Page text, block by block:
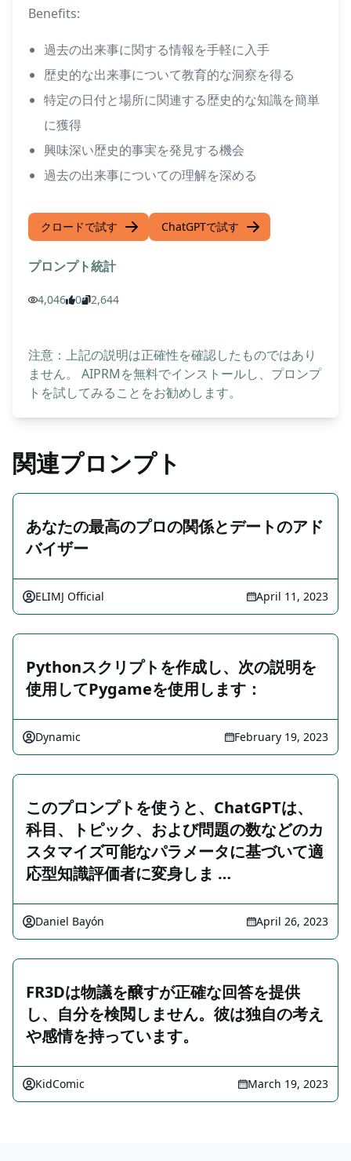
Benefits:
過去の出来事に関する情報を手軽に入手
歴史的な出来事について教育的な洞察を得る
特定の日付と場所に関連する歴史的な知識を簡単
に獲得
興味深い歴史的事実を発見する機会
過去の出来事についての理解を深める
クロードで試す ChatGPTで試す
プロンプト統計
4,046 0 2,644
注意：上記の説明は正確性を確認したものではあり
ません。 AIPRMを無料でインストールし、プロンプ
トを試してみることをお勧めします。
関連プロンプト
あなたの最高のプロの関係とデートのアド
バイザー
ELIMJ Official April 11, 2023
Pythonスクリプトを作成し、次の説明を
使用してPygameを使用します：
Dynamic February 19, 2023
このプロンプトを使うと、ChatGPTは、
科目、トピック、および問題の数などのカ
スタマイズ可能なパラメータに基づいて適
応型知識評価者に変身しま …
Daniel Bayón April 26, 2023
FR3Dは物議を醸すが正確な回答を提供
し、自分を検閲しません。彼は独自の考え
や感情を持っています。
KidComic March 19, 2023